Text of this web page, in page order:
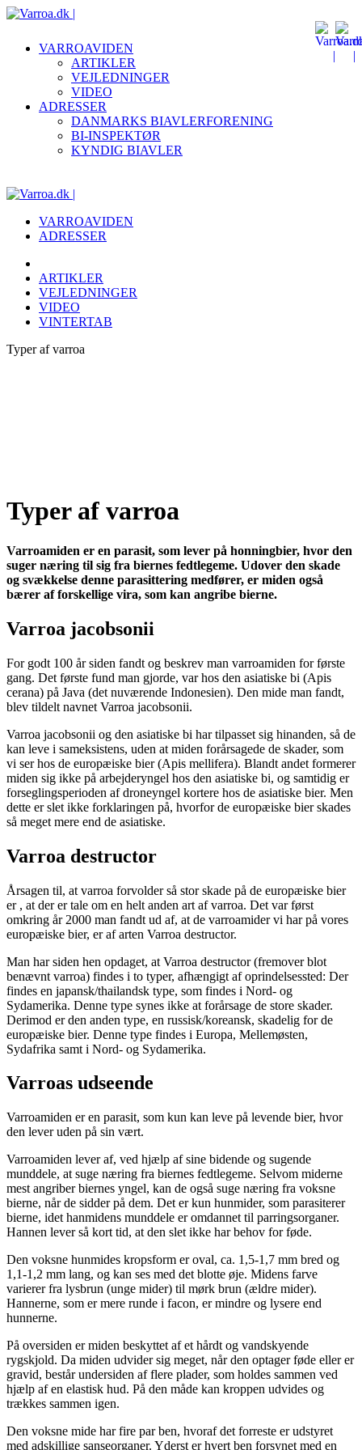
VARROAVIDEN
ARTIKLER
VEJLEDNINGER
VIDEO
ADRESSER
DANMARKS BIAVLERFORENING
BI-INSPEKTØR
KYNDIG BIAVLER
VARROAVIDEN
ADRESSER
ARTIKLER
VEJLEDNINGER
VIDEO
VINTERTAB
Typer af varroa
Typer af varroa
Varroamiden er en parasit, som lever på honningbier, hvor den
suger næring til sig fra biernes fedtlegeme. Udover den skade
og svækkelse denne parasittering medfører, er miden også
bærer af forskellige vira, som kan angribe bierne.
Varroa jacobsonii
For godt 100 år siden fandt og beskrev man varroamiden for første
gang. Det første fund man gjorde, var hos den asiatiske bi (Apis
cerana) på Java (det nuværende Indonesien). Den mide man fandt,
blev tildelt navnet Varroa jacobsonii.
Varroa jacobsonii og den asiatiske bi har tilpasset sig hinanden, så de
kan leve i sameksistens, uden at miden forårsagede de skader, som
vi ser hos de europæiske bier (Apis mellifera). Blandt andet formerer
miden sig ikke på arbejderyngel hos den asiatiske bi, og samtidig er
forseglingsperioden af droneyngel kortere hos de asiatiske bier. Men
dette er slet ikke forklaringen på, hvorfor de europæiske bier skades
så meget mere end de asiatiske.
Varroa destructor
Årsagen til, at varroa forvolder så stor skade på de europæiske bier
er , at der er tale om en helt anden art af varroa. Det var først
omkring år 2000 man fandt ud af, at de varroamider vi har på vores
europæiske bier, er af arten Varroa destructor.
Man har siden hen opdaget, at Varroa destructor (fremover blot
benævnt varroa) findes i to typer, afhængigt af oprindelsessted: Der
findes en japansk/thailandsk type, som findes i Nord- og
Sydamerika. Denne type synes ikke at forårsage de store skader.
Derimod er den anden type, en russisk/koreansk, skadelig for de
europæiske bier. Denne type findes i Europa, Mellemøsten,
Sydafrika samt i Nord- og Sydamerika.
Varroas udseende
Varroamiden er en parasit, som kun kan leve på levende bier, hvor
den lever uden på sin vært.
Varroamiden lever af, ved hjælp af sine bidende og sugende
munddele, at suge næring fra biernes fedtlegeme. Selvom miderne
mest angriber biernes yngel, kan de også suge næring fra voksne
bierne, når de sidder på dem. Det er kun hunmider, som parasiterer
bierne, idet hanmidens munddele er omdannet til parringsorganer.
Hannen lever så kort tid, at den slet ikke har behov for føde.
Den voksne hunmides kropsform er oval, ca. 1,5-1,7 mm bred og
1,1-1,2 mm lang, og kan ses med det blotte øje. Midens farve
varierer fra lysbrun (unge mider) til mørk brun (ældre mider).
Hannerne, som er mere runde i facon, er mindre og lysere end
hunnerne.
På oversiden er miden beskyttet af et hårdt og vandskyende
rygskjold. Da miden udvider sig meget, når den optager føde eller er
gravid, består undersiden af flere plader, som holdes sammen ved
hjælp af en elastisk hud. På den måde kan kroppen udvides og
trækkes sammen igen.
Den voksne mide har fire par ben, hvoraf det forreste er udstyret
med adskillige sanseorganer. Yderst er hvert ben forsynet med en